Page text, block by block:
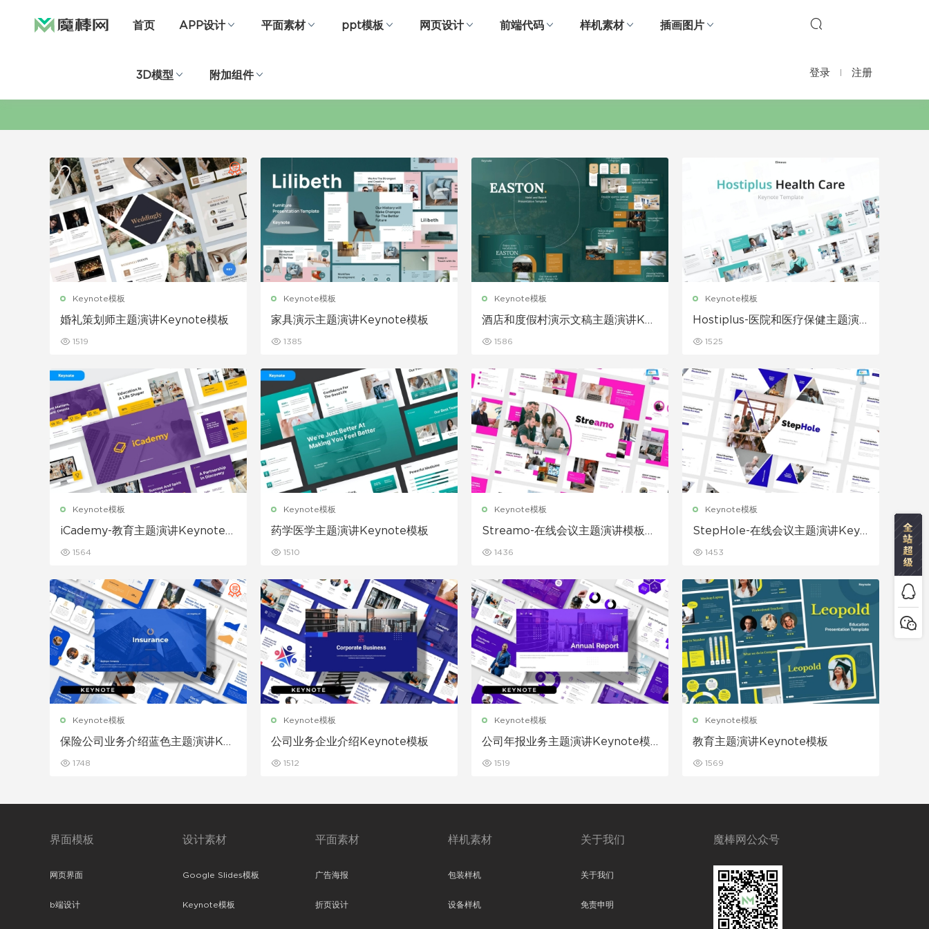
首页 APP设计 平面素材 ppt模板 网页设计 前端代码 样机素材 插画图片
3D模型 附加组件 登录 注册
Keynote模板
婚礼策划师主题演讲Keynote模板
1519
Keynote模板
家具演示主题演讲Keynote模板
1385
Keynote模板
酒店和度假村演示文稿主题演讲Key
1586
Keynote模板
Hostiplus-医院和医疗保健主题演
1525
Keynote模板
iCademy-教育主题演讲Keynote模
1564
Keynote模板
药学医学主题演讲Keynote模板
1510
Keynote模板
Streamo-在线会议主题演讲模板K
1436
Keynote模板
StepHole-在线会议主题演讲Keyn
1453
Keynote模板
保险公司业务介绍蓝色主题演讲Key
1748
Keynote模板
公司业务企业介绍Keynote模板
1512
Keynote模板
公司年报业务主题演讲Keynote模
1519
Keynote模板
教育主题演讲Keynote模板
1569
界面模板
网页界面
b端设计
设计素材
Google Slides模板
Keynote模板
平面素材
广告海报
折页设计
样机素材
包装样机
设备样机
关于我们
关于我们
免责申明
魔棒网公众号